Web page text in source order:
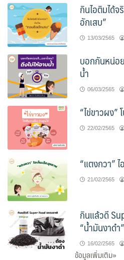
กินไอติมได้จ
อักเสบ”
13/03/2565
บอกกันหน่อ
น้ำ
06/03/2565
“ไข่ขาวผง
22/02/2565
“แตงกวา”
21/02/2565
กินแล้วดี
“น้ำมันงาดำ”
16/02/2565
ข้อมูลเพิ่มเติม»